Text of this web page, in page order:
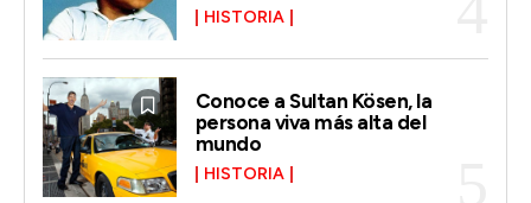
HISTORIA
Conoce a Sultan Kösen, la
persona viva más alta del
mundo
HISTORIA